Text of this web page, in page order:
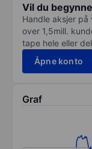
Vil du
Handle aksjer
over 1,5mill.
tape hele eller
Åpne konto
Graf
Line chart